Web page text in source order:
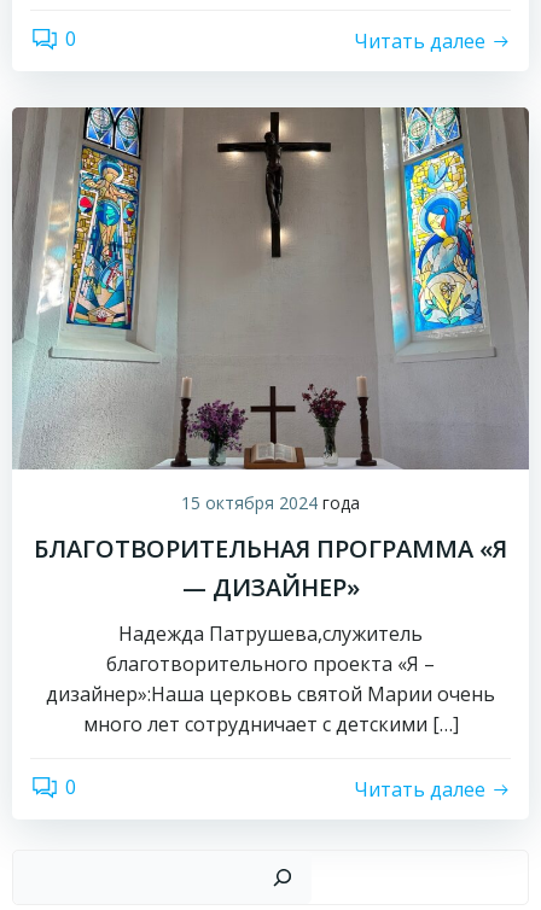
0 Читать далее
15 октября 2024 года
БЛАГОТВОРИТЕЛЬНАЯ ПРОГРАММА «Я
— ДИЗАЙНЕР»
Надежда Патрушева,служитель
благотворительного проекта «Я –
дизайнер»:Наша церковь святой Марии очень
много лет сотрудничает с детскими […]
0 Читать далее